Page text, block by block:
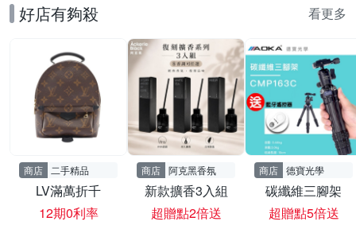
好店有夠殺 看更多
商店 二手精品
LV滿萬折千
12期0利率
商店 阿克黑香氛
新款擴香3入組
超贈點2倍送
商店 德寶光學
碳纖維三腳架
超贈點5倍送